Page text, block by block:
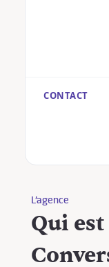
CONTACT
L’agence
Qui est